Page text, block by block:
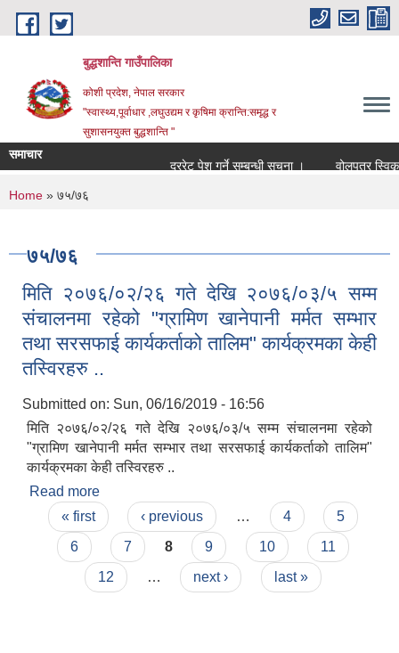
Skip to main content
बुद्धशान्ति गाउँपालिका
कोशी प्रदेश, नेपाल सरकार
"स्वास्थ्य,पूर्वाधार ,लघुउद्यम र कृषिमा क्रान्ति:समृद्ध र
सुशासनयुक्त बुद्धशान्ति "
समाचार
दररेट पेश गर्ने सम्बन्धी सूचना ।
वोलपत्र
You are here
Home » ७५/७६
७५/७६
मिति २०७६/०२/२६ गते देखि २०७६/०३/५ सम्म
संचालनमा रहेको "ग्रामिण खानेपानी मर्मत सम्भार
तथा सरसफाई कार्यकर्ताको तालिम" कार्यक्रमका केही
तस्विरहरु ..
Submitted on: Sun, 06/16/2019 - 16:56
मिति २०७६/०२/२६ गते देखि २०७६/०३/५ सम्म संचालनमा रहेको
"ग्रामिण खानेपानी मर्मत सम्भार तथा सरसफाई कार्यकर्ताको तालिम"
कार्यक्रमका केही तस्विरहरु ..
Read more
संचालनमा रहेको "ग्रामिण खानेपानी मर्मत सम्भार तथा
सरसफाई कार्यकर्ताको तालिम" कार्यक्रमका केही तस्विरहरु
Pages
« first ‹ previous … 4
5
6
7 8 9 10
11
12
… next › last »